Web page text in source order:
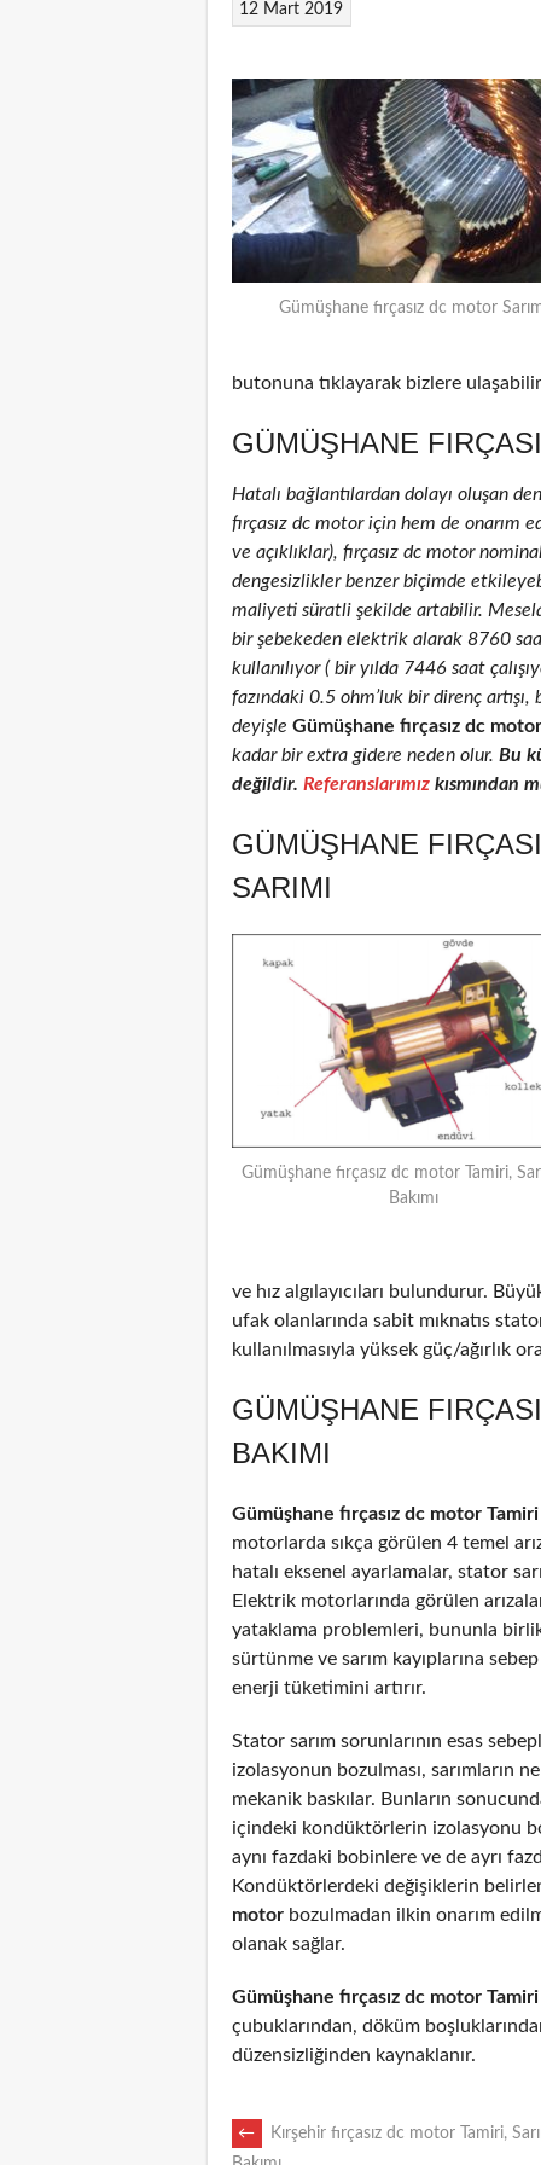
12 Mart 2019
Gümüşhane fırçasız dc motor
butonuna tıklayarak bizlere
GÜMÜŞHANE
Hatalı bağlantılardan dolayı oluşan
fırçasız dc motor için hem de onarım
ve açıklıklar), fırçasız dc motor
dengesizlikler benzer biçimde
maliyeti süratli şekilde artabilir.
bir şebekeden elektrik alarak 8760
kullanılıyor ( bir yılda 7446 saat
fazındaki 0.5 ohm’luk bir direnç
deyişle Gümüşhane fırçasız dc
kadar bir extra gidere neden olur. Bu
değildir. Referanslarımız kısmından
GÜMÜŞHANE
SARIMI
Gümüşhane fırçasız dc motor Tamiri,
Bakımı
ve hız algılayıcıları bulundurur.
ufak olanlarında sabit mıknatıs
kullanılmasıyla yüksek güç/ağırlık
GÜMÜŞHANE
BAKIMI
Gümüşhane fırçasız dc motor Tamiri
motorlarda sıkça görülen 4 temel
hatalı eksenel ayarlamalar, stator
Elektrik motorlarında görülen
yataklama problemleri, bununla
sürtünme ve sarım kayıplarına
enerji tüketimini artırır.
Stator sarım sorunlarının esas
izolasyonun bozulması, sarımların
mekanik baskılar. Bunların
içindeki kondüktörlerin izolasyonu
aynı fazdaki bobinlere ve de ayrı
Kondüktörlerdeki değişiklerin
motor bozulmadan ilkin onarım
olanak sağlar.
Gümüşhane fırçasız dc motor
çubuklarından, döküm
düzensizliğinden kaynaklanır.
POST
←
Kırşehir fırçasız dc motor Tamiri,